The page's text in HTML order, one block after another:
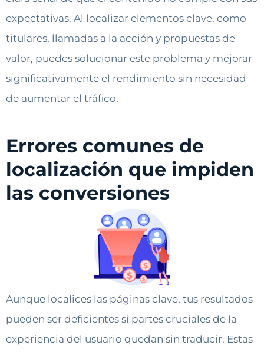
expectativas. Al localizar elementos clave, como
titulares, llamadas a la acción y propuestas de
valor, puedes solucionar este problema y mejorar
significativamente el rendimiento sin necesidad
de aumentar el tráfico.
Errores comunes de
localización que impiden
las conversiones
Aunque localices las páginas clave, tus resultados
pueden ser deficientes si partes cruciales de la
experiencia del usuario quedan sin traducir. Estas